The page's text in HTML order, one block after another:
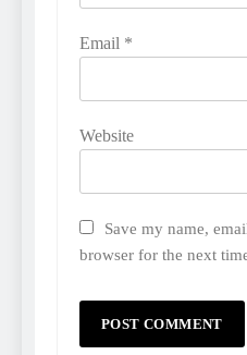
Email *
Website
Save my name,
browser for the next